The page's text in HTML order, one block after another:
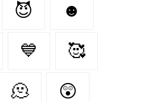
😈 ☻
💙 🥰
🫠 😲